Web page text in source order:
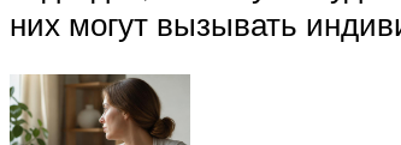
них могут вызывать